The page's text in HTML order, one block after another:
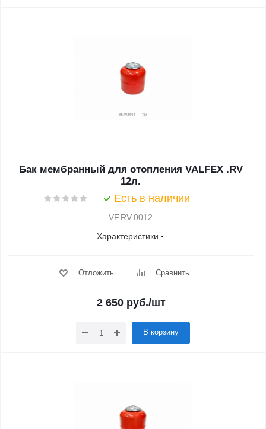
Бак мембранный для отопления VALFEX .RV
12л.
Есть в наличии
VF.RV.0012
Характеристики
Отложить Сравнить
2 650руб./шт
В корзину